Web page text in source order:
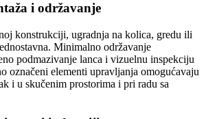
i održavanje
konstrukciji, ugradnja na kolica, gredu ili
Minimalno održavanje
podmazivanje lanca i vizuelnu inspekciju
označeni elementi upravljanja omogućavaju
i u skučenim prostorima i pri radu sa